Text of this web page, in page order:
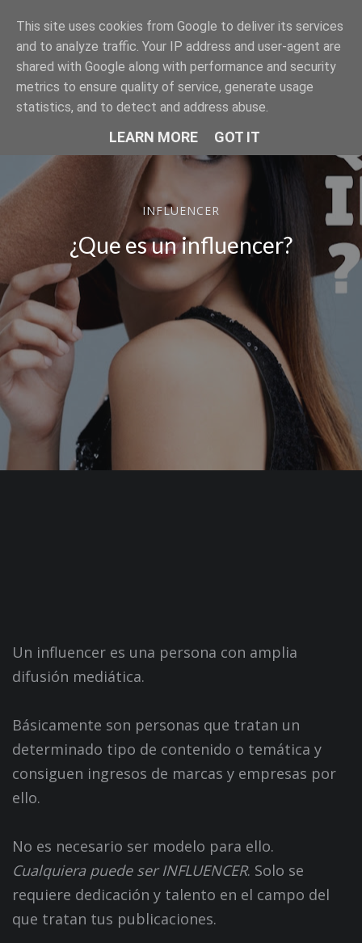
SER MODELO
INFLUENCER
¿Que es un influencer?
Un influencer es una persona con amplia
difusión mediática.
Básicamente son personas que tratan un
determinado tipo de contenido o temática y
consiguen ingresos de marcas y empresas por
ello.
No es necesario ser modelo para ello.
Cualquiera puede ser INFLUENCER. Solo se
requiere dedicación y talento en el campo del
que tratan tus publicaciones.
This site uses cookies from Google to deliver its services
and to analyze traffic. Your IP address and user-agent are
shared with Google along with performance and security
metrics to ensure quality of service, generate usage
statistics, and to detect and address abuse.
LEARN MORE GOT IT